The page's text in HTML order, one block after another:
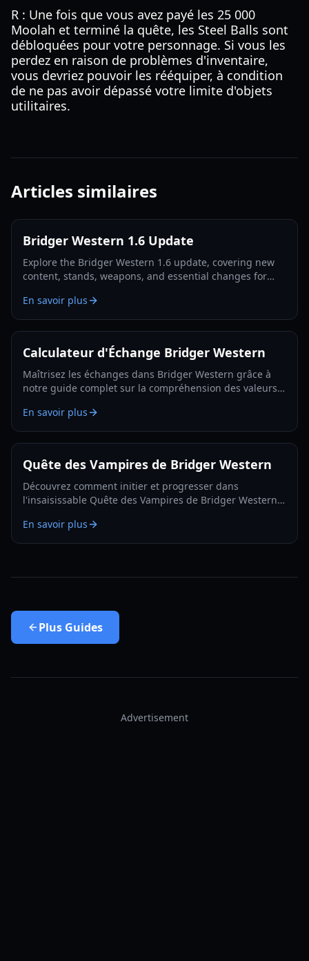
R : Une fois que vous avez payé les 25 000
Moolah et terminé la quête, les Steel Balls sont
débloquées pour votre personnage. Si vous les
perdez en raison de problèmes d'inventaire,
vous devriez pouvoir les rééquiper, à condition
de ne pas avoir dépassé votre limite d'objets
utilitaires.
Articles similaires
Bridger Western 1.6 Update
Explore the Bridger Western 1.6 update, covering new
content, stands, weapons, and essential changes for
En savoir plus
Calculateur d'Échange Bridger Western
Maîtrisez les échanges dans Bridger Western grâce à
notre guide complet sur la compréhension des valeurs
décisions éclairées.
En savoir plus
Quête des Vampires de Bridger Western
Découvrez comment initier et progresser dans
l'insaisissable Quête des Vampires de Bridger Western,
trouver des apparitions cachées.
En savoir plus
Plus Guides
Advertisement